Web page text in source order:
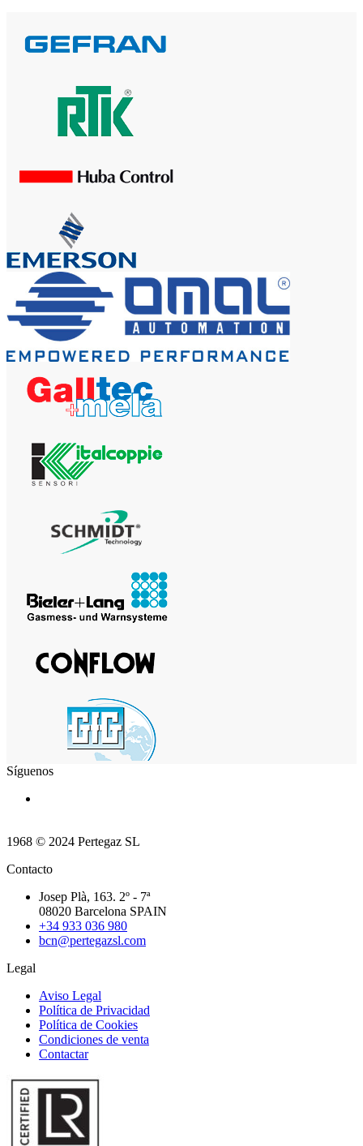
Síguenos
1968 © 2024 Pertegaz SL
Contacto
Josep Plà, 163. 2º - 7ª
08020 Barcelona SPAIN
+34 933 036 980
bcn@pertegazsl.com
Legal
Aviso Legal
Política de Privacidad
Política de Cookies
Condiciones de venta
Contactar